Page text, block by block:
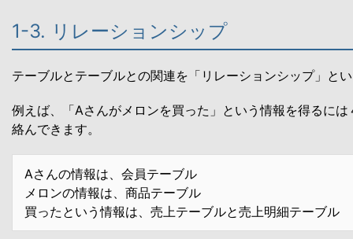
1-3. リレーションシップ
テーブルとテーブルとの関連を「リレーションシップ」と
例えば、「Aさんがメロンを買った」という情報を得るに
絡んできます。
Aさんの情報は、会員テーブル
メロンの情報は、商品テーブル
買ったという情報は、売上テーブルと売上明細テーブル